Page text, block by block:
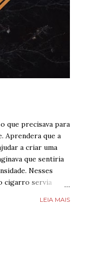
que precisava para
Aprendera que a
a criar uma
que sentiria
Nesses
cigarro servia
Caminhar,
era possível
coisa fazia toda
LEIA MAIS